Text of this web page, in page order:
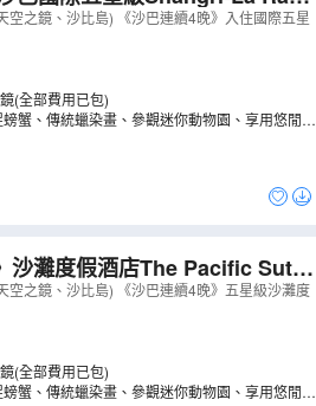
Bay Beach海河灣)（AMNB
之鏡、沙比島) 《沙巴連續4晚》入住國際五星
(全部費用已包)
蟹、傳統蠟染畫、參觀迷你動物園、享用悠閒下
沙灘度假酒店The Pacific Suter
Bay Beach海河灣、沙巴天空
之鏡、沙比島) 《沙巴連續4晚》五星級沙灘度
(全部費用已包)
蟹、傳統蠟染畫、參觀迷你動物園、享用悠閒下